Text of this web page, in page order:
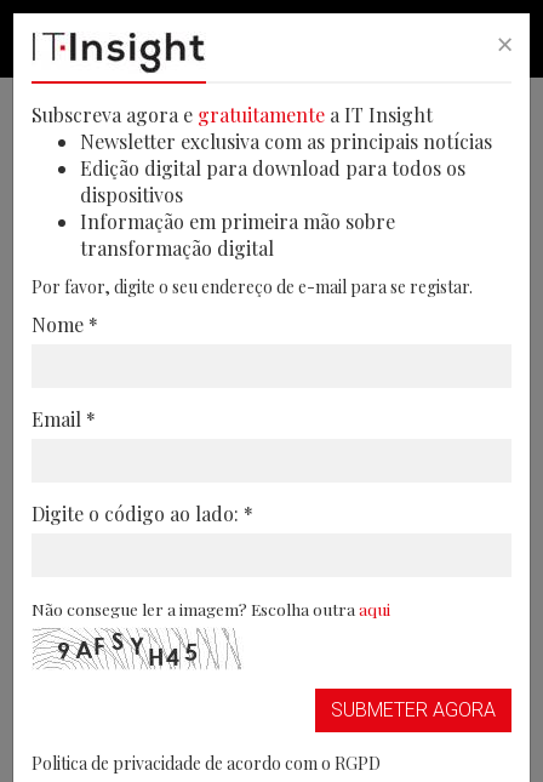
Diretor de Dados e AI
Governance da Galp é o
entrevistado principal da
próxima IT Insight Talks
Insight decorre a 25 de junho, no Fórum
tema AI & Data
×
Subscreva agora e gratuitamente a IT Insight
Newsletter exclusiva com as principais notícias
Edição digital para download para todos os
dispositivos
Informação em primeira mão sobre
transformação digital
Por favor, digite o seu endereço de e-mail para se registar.
Nome *
Email *
Digite o código ao lado: *
Não consegue ler a imagem? Escolha outra aqui
SUBMETER AGORA
Politica de privacidade de acordo com o RGPD